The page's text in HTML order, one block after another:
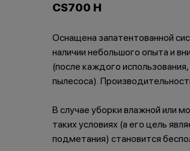
CS700 H
Оснащена запатентованной
наличии небольшого опыта и
(после каждого
пылесоса).
В случае уборки влажной или
таких условиях (а его цель
подметания) становится